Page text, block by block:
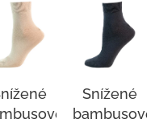
Snížené
bambusové